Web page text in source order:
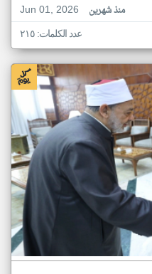
Jun 01, 2026
منذ شهرين
عدد الكلمات: ٢١٥